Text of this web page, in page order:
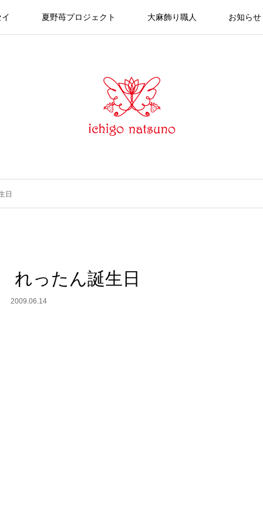
夏野苺プロジェクト 大麻飾り職人 お知らせ
日
れったん誕生日
2009.06.14